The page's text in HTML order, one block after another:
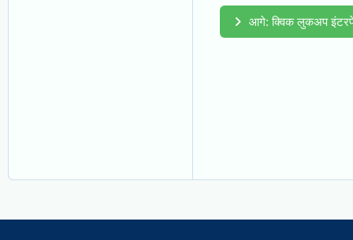
आगे: क्विक लुकअप